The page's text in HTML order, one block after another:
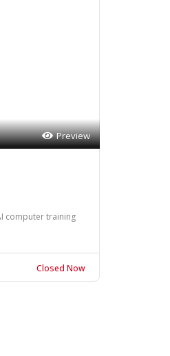
Preview
computer training
Closed Now